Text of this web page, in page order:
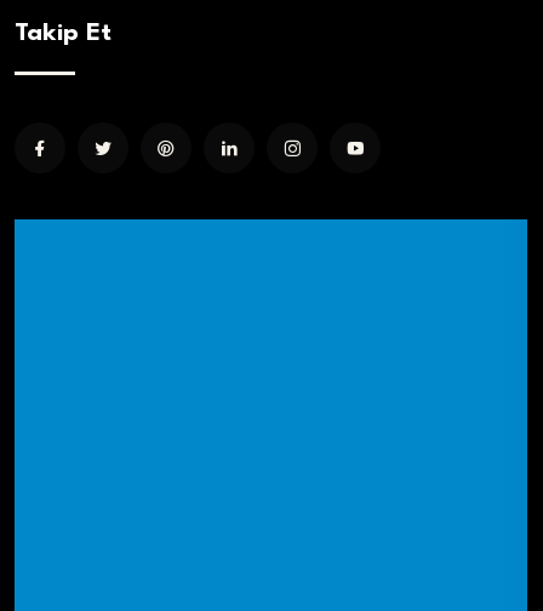
Takip Et